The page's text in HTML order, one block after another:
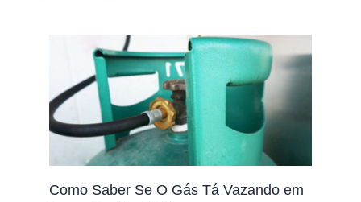
Como Saber Se O Gás Tá Vazando em